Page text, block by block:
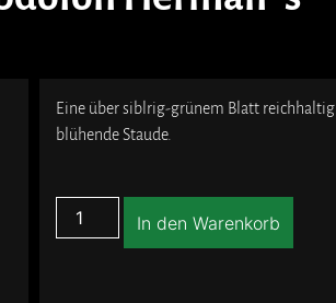
Eine über siblrig-grünem Blatt reichhaltig
blühende Staude.
In den Warenkorb